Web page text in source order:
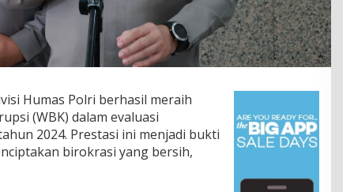
Humas Polri berhasil meraih
(WBK) dalam evaluasi
2024. Prestasi ini menjadi bukti
birokrasi yang bersih,